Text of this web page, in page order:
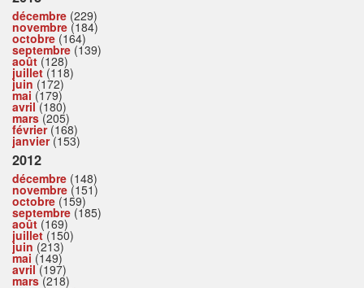
décembre (229)
novembre (184)
octobre (164)
septembre (139)
août (128)
juillet(118)
juin (172)
mai (179)
avril(180)
mars(205)
février(168)
janvier(153)
2012
décembre (148)
novembre (151)
octobre (159)
septembre (185)
août (169)
juillet(150)
juin (213)
mai (149)
avril(197)
mars(218)